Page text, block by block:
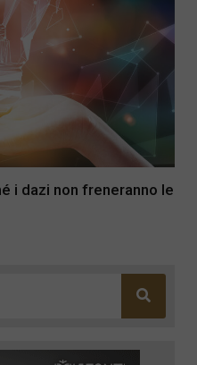
i dazi non freneranno le